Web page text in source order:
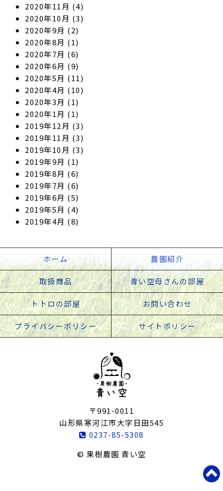
2020年11月 (4)
2020年10月 (3)
2020年9月 (2)
2020年8月 (1)
2020年7月 (6)
2020年6月 (9)
2020年5月 (11)
2020年4月 (10)
2020年3月 (1)
2020年1月 (1)
2019年12月 (3)
2019年11月 (3)
2019年10月 (3)
2019年9月 (1)
2019年8月 (6)
2019年7月 (6)
2019年6月 (5)
2019年5月 (4)
2019年4月 (8)
ホーム 農園紹介
取扱商品 青い空母さんの部屋
トトロの部屋 お問い合わせ
プライバシーポリシー サイトポリシー
〒991-0011
山形県寒河江市大字日田545
0237-85-5308
© 果樹農園 青い空